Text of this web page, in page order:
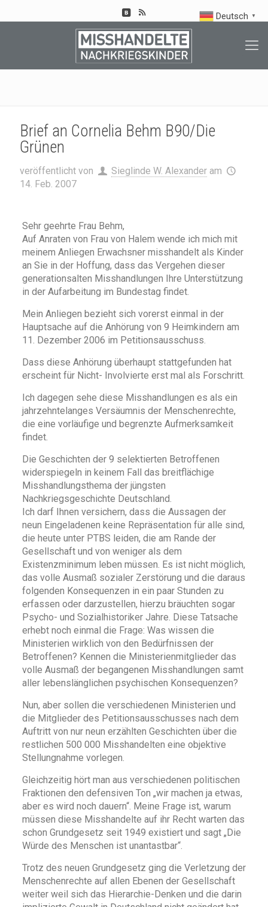
Brief an Cornelia Behm B90/Die
Grünen
veröffentlicht von Sieglinde W. Alexander am
14. Feb. 2007
Sehr geehrte Frau Behm,
Auf Anraten von Frau von Halem wende ich mich mit
meinem Anliegen Erwachsner misshandelt als Kinder
an Sie in der Hoffung, dass das Vergehen dieser
generationsalten Misshandlungen Ihre Unterstützung
in der Aufarbeitung im Bundestag findet.
Mein Anliegen bezieht sich vorerst einmal in der
Hauptsache auf die Anhörung von 9 Heimkindern am
11. Dezember 2006 im Petitionsausschuss.
Dass diese Anhörung überhaupt stattgefunden hat
erscheint für Nicht- Involvierte erst mal als Forschritt.
Ich dagegen sehe diese Misshandlungen es als ein
jahrzehntelanges Versäumnis der Menschenrechte,
die eine vorläufige und begrenzte Aufmerksamkeit
findet.
Die Geschichten der 9 selektierten Betroffenen
widerspiegeln in keinem Fall das breitflächige
Misshandlungsthema der jüngsten
Nachkriegsgeschichte Deutschland.
Ich darf Ihnen versichern, dass die Aussagen der
neun Eingeladenen keine Repräsentation für alle sind,
die heute unter PTBS leiden, die am Rande der
Gesellschaft und von weniger als dem
Existenzminimum leben müssen. Es ist nicht möglich,
das volle Ausmaß sozialer Zerstörung und die daraus
folgenden Konsequenzen in ein paar Stunden zu
erfassen oder darzustellen, hierzu bräuchten sogar
Psycho- und Sozialhistoriker Jahre. Diese Tatsache
erhebt noch einmal die Frage: Was wissen die
Ministerien wirklich von den Bedürfnissen der
Betroffenen? Kennen die Ministerienmitglieder das
volle Ausmaß der begangenen Misshandlungen samt
aller lebenslänglichen psychischen Konsequenzen?
Nun, aber sollen die verschiedenen Ministerien und
die Mitglieder des Petitionsausschusses nach dem
Auftritt von nur neun erzählten Geschichten über die
restlichen 500 000 Misshandelten eine objektive
Stellungnahme vorlegen.
Gleichzeitig hört man aus verschiedenen politischen
Fraktionen den defensiven Ton „wir machen ja etwas,
aber es wird noch dauern“. Meine Frage ist, warum
müssen diese Misshandelte auf ihr Recht warten das
schon Grundgesetz seit 1949 existiert und sagt „Die
Würde des Menschen ist unantastbar“.
Trotz des neuen Grundgesetz ging die Verletzung der
Menschenrechte auf allen Ebenen der Gesellschaft
weiter weil sich das Hierarchie-Denken und die darin
Deutsch ▼